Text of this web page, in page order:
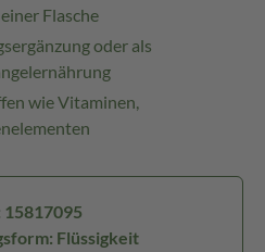
Flasche
oder als
wie Vitaminen,
15817095
Flüssigkeit